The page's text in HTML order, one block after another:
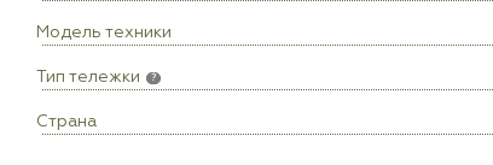
Модель техники
Тип тележки ?
Страна